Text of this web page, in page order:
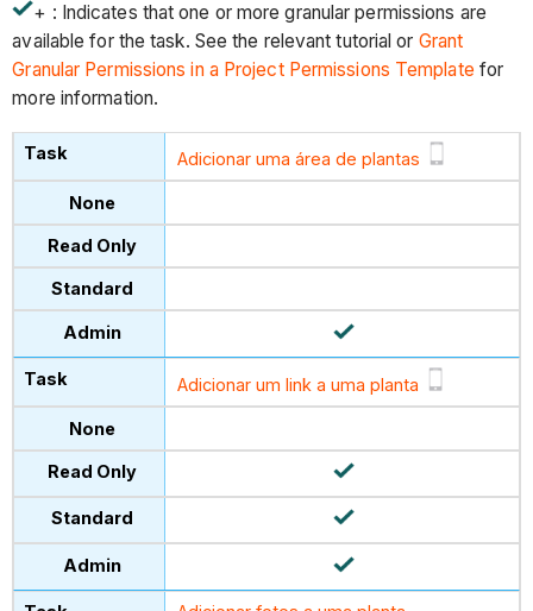
+ : Indicates that one or more granular permissions are
available for the task. See the relevant tutorial or Grant
Granular Permissions in a Project Permissions Template for
more information.
Adicionar uma área de plantas
Adicionar um link a uma planta